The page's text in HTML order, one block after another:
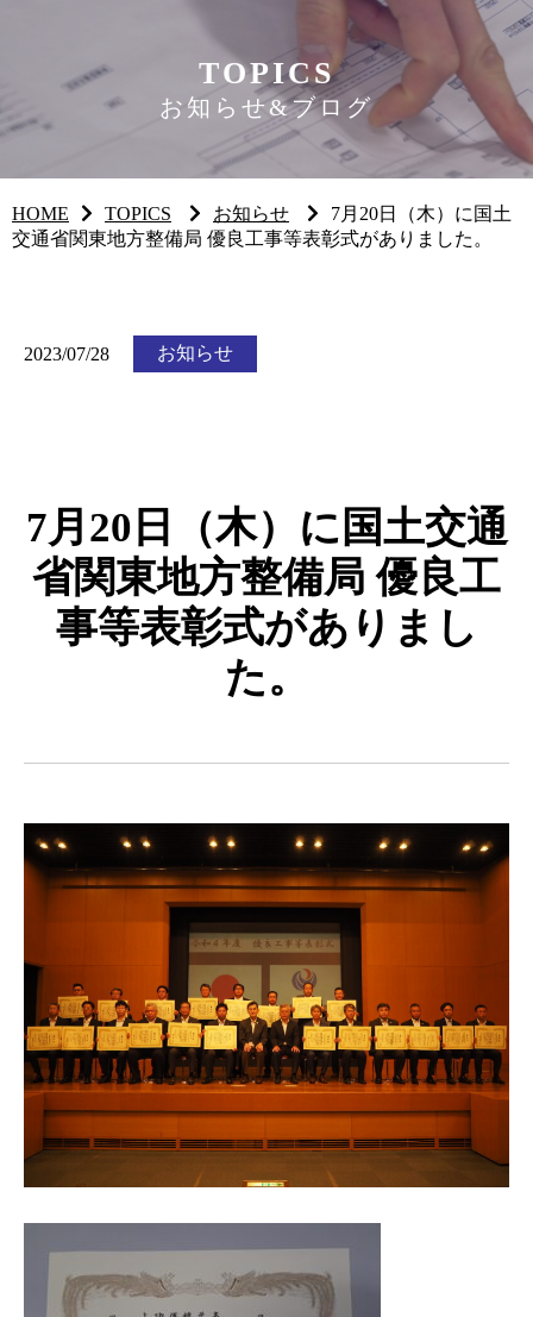
TOPICS
お知らせ&ブログ
HOME TOPICS お知らせ
7月20日（木）に国土
交通省関東地方整備局 優良工事等表彰式がありました。
2023/07/28 お知らせ
7月20日（木）に国土交通
省関東地方整備局 優良工
事等表彰式がありまし
た。